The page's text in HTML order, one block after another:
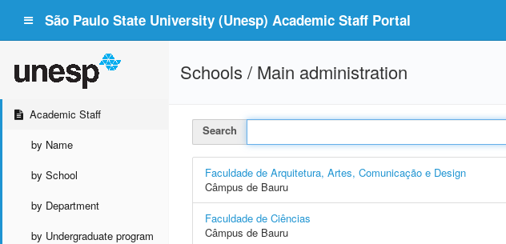
São Paulo State University (Unesp) Academic Staff Portal
Academic Staff
by Name
by School
by Department
by Undergraduate program
Schools / Main administration
Search
Faculdade de Arquitetura, Artes, Comunicação e Design
Câmpus de Bauru
Faculdade de Ciências
Câmpus de Bauru